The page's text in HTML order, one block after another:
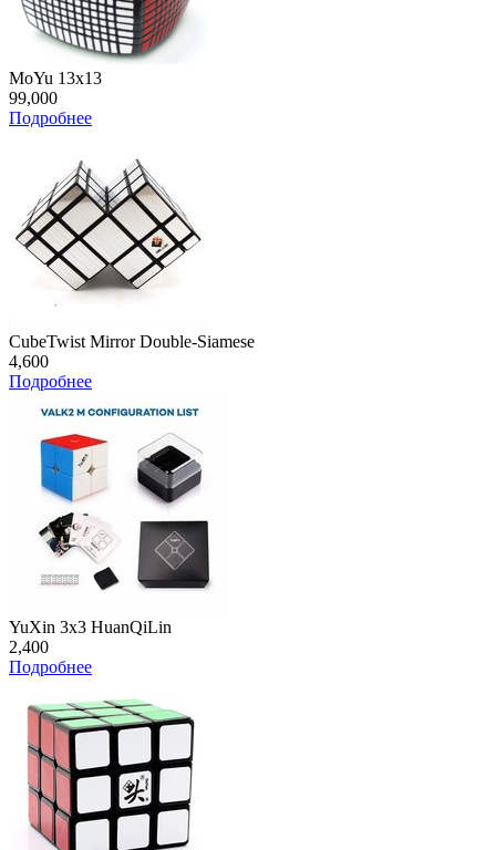
MoYu 13x13
99,000
Подробнее
CubeTwist Mirror Double-Siamese
4,600
Подробнее
YuXin 3x3 HuanQiLin
2,400
Подробнее